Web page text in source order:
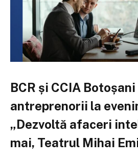
BCR și CCIA
antreprenorii la
„Dezvoltă afaceri
mai, Teatrul Mihai